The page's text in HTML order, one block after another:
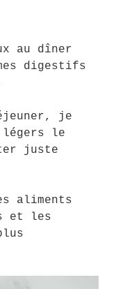
au dîner
digestifs
je
le
juste
aliments
et les